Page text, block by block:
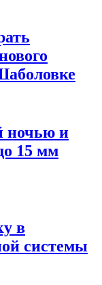
ночью и
15 мм
в
системы